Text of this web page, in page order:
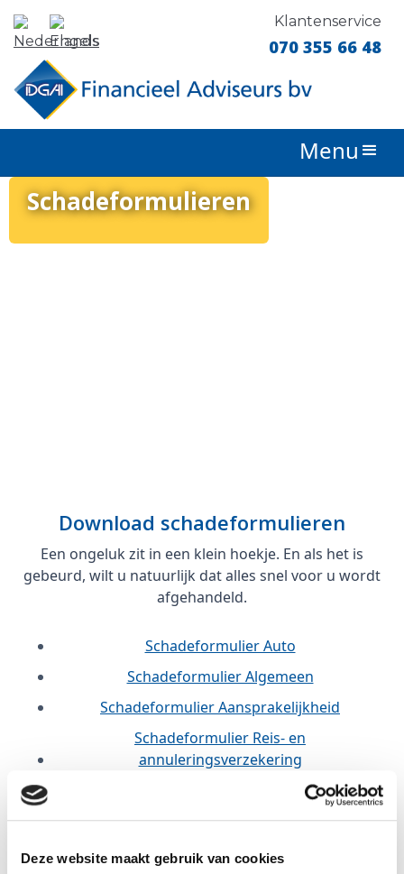
Deze website maakt gebruik van cookies
Klantenservice
070 355 66 48
Menu
Schadeformulieren
Download schadeformulieren
Een ongeluk zit in een klein hoekje. En als het is
gebeurd, wilt u natuurlijk dat alles snel voor u wordt
afgehandeld.
Schadeformulier Auto
Schadeformulier Algemeen
Schadeformulier Aansprakelijkheid
Schadeformulier Reis- en
annuleringsverzekering